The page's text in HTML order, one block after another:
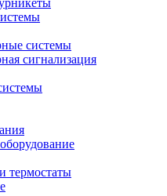
системы
сигнализация
термостаты